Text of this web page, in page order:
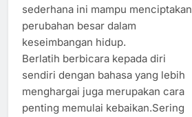
sederhana ini mampu menciptakan
perubahan besar dalam
keseimbangan hidup.
Berlatih berbicara kepada diri
sendiri dengan bahasa yang lebih
menghargai juga merupakan cara
penting memulai kebaikan.Sering